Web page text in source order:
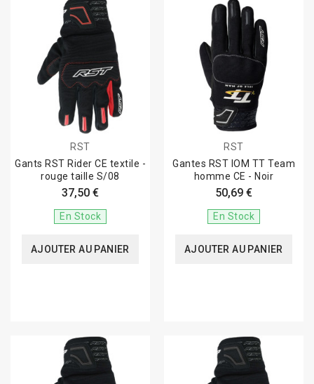
RST
Gants RST Rider CE textile -
rouge taille S/08
37,50 €
En Stock
AJOUTER AU PANIER
RST
Gantes RST IOM TT Team
homme CE - Noir
50,69 €
En Stock
AJOUTER AU PANIER